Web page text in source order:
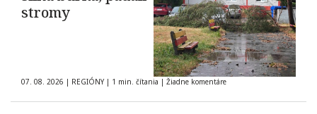
stromy
07. 08. 2026 | REGIÓNY | 1 min. čítania | Žiadne komentáre